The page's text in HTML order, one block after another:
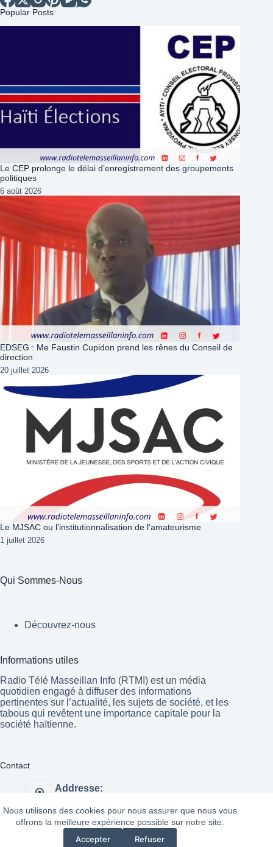
Nous utilisons des cookies pour nous assurer que nous vous
offrons la meilleure expérience possible sur notre site.
Accepter
Refuser
Popular Posts
Le CEP prolonge le délai d’enregistrement des groupements
politiques
6 août 2026
EDSEG : Me Faustin Cupidon prend les rênes du Conseil de
direction
20 juillet 2026
Le MJSAC ou l’institutionnalisation de l’amateurisme
1 juillet 2026
Qui Sommes-Nous
Découvrez-nous
Informations utiles
Radio Télé Masseillan Info (RTMI) est un média
quotidien engagé à diffuser des informations
pertinentes sur l’actualité, les sujets de société, et les
tabous qui revêtent une importance capitale pour la
société haïtienne.
Contact
Addresse:
Website:
https://radiotelemasseillaninfo.com/
Copyright © 2026 - Radio